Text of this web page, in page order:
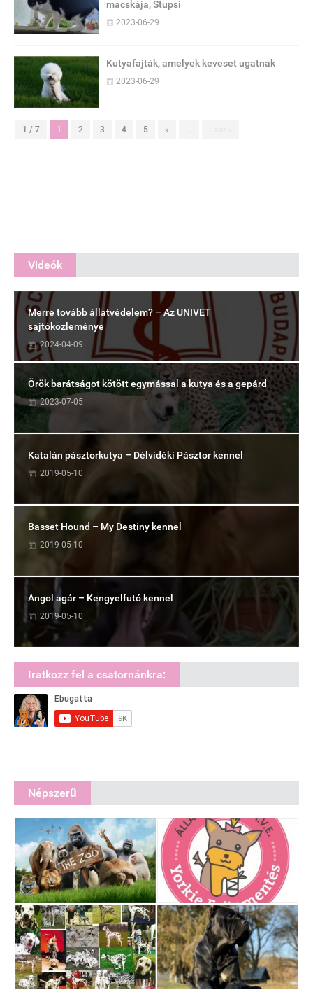
macskája, Stupsi
2023-06-29
Kutyafajták, amelyek keveset ugatnak
2023-06-29
1 / 7 1 2 3 4 5 » ...
Videók
Merre tovább állatvédelem? – Az UNIVET
sajtóközleménye
2024-04-09
Örök barátságot kötött egymással a kutya és a gepárd
2023-07-05
Katalán pásztorkutya – Délvidéki Pásztor kennel
2019-05-10
Basset Hound – My Destiny kennel
2019-05-10
Angol agár – Kengyelfutó kennel
2019-05-10
Iratkozz fel a csatornánkra:
Népszerű